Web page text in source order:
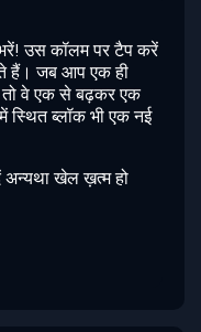
उस कॉलम पर टैप करें
हैं। जब आप एक ही
तो वे एक से बढ़कर एक
ब्लॉक भी एक नई
खेल ख़त्म हो